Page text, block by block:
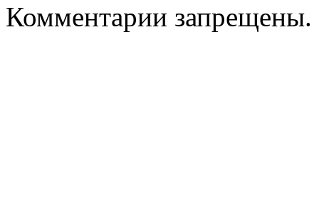
Комментарии запрещены.